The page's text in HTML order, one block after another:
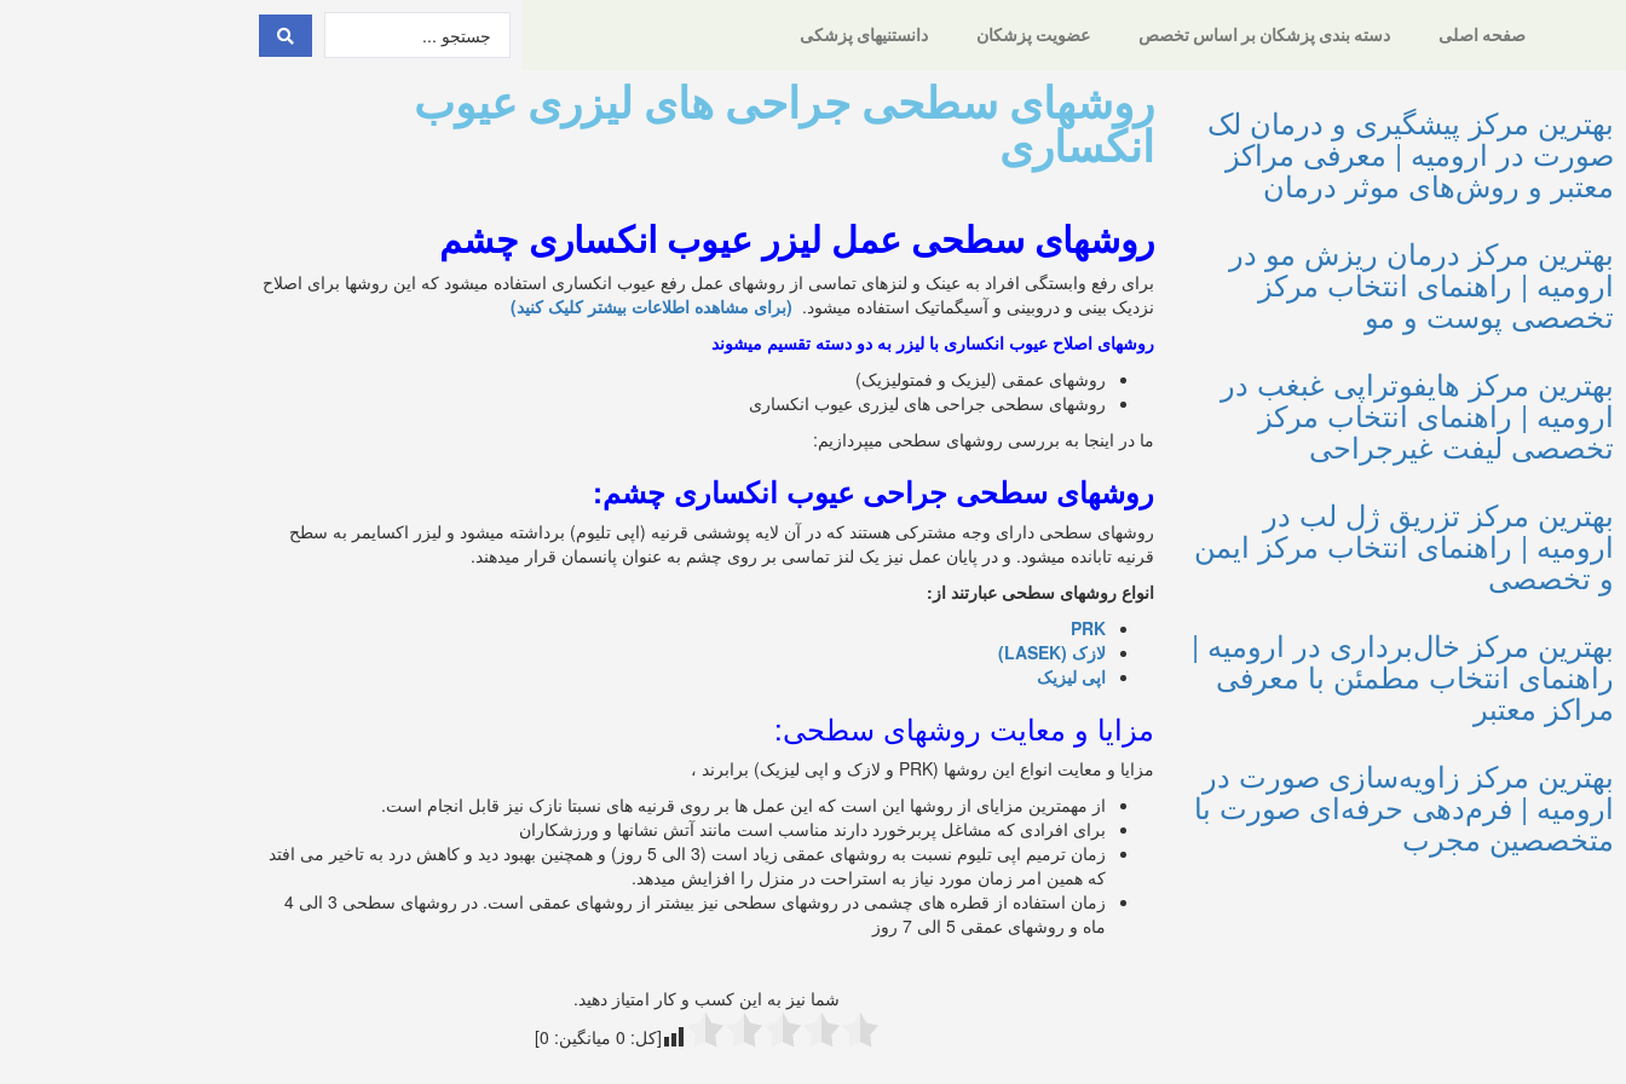
صفحه اصلی دسته بندی پزشکان بر اساس تخصص عضویت پزشکان دانستنیهای پزشکی
بهترین مرکز پیشگیری و درمان لک
صورت در ارومیه | معرفی مراکز
معتبر و روش‌های موثر درمان
بهترین مرکز درمان ریزش مو در
ارومیه | راهنمای انتخاب مرکز
تخصصی پوست و مو
بهترین مرکز هایفوتراپی غبغب در
ارومیه | راهنمای انتخاب مرکز
تخصصی لیفت غیرجراحی
بهترین مرکز تزریق ژل لب در
ارومیه | راهنمای انتخاب مرکز ایمن
و تخصصی
بهترین مرکز خال‌برداری در ارومیه |
راهنمای انتخاب مطمئن با معرفی
مراکز معتبر
بهترین مرکز زاویه‌سازی صورت در
ارومیه | فرم‌دهی حرفه‌ای صورت با
متخصصین مجرب
روشهای سطحی جراحی های لیزری عیوب
انکساری
روشهای سطحی عمل لیزر عیوب انکساری چشم
برای رفع وابستگی افراد به عینک و لنزهای تماسی از روشهای عمل رفع عیوب انکساری استفاده میشود که این روشها برای اصلاح
نزدیک بینی و دروبینی و آسیگماتیک استفاده میشود. (برای مشاهده اطلاعات بیشتر کلیک کنید)
روشهای اصلاح عیوب انکساری با لیزر به دو دسته تقسیم میشوند
روشهای عمقی (لیزیک و فمتولیزیک)
روشهای سطحی جراحی های لیزری عیوب انکساری
ما در اینجا به بررسی روشهای سطحی میپردازیم:
روشهای سطحی جراحی عیوب انکساری چشم:
روشهای سطحی دارای وجه مشترکی هستند که در آن لایه پوششی قرنیه (اپی تلیوم) برداشته میشود و لیزر اکسایمر به سطح
قرنیه تابانده میشود. و در پایان عمل نیز یک لنز تماسی بر روی چشم به عنوان پانسمان قرار میدهند.
انواع روشهای سطحی عبارتند از:
PRK
لازک (LASEK)
اپی لیزیک
مزایا و معایت روشهای سطحی:
مزایا و معایت انواع این روشها (PRK و لازک و اپی لیزیک) برابرند ،
از مهمترین مزایای از روشها این است که این عمل ها بر روی قرنیه های نسبتا نازک نیز قابل انجام است.
برای افرادی که مشاغل پربرخورد دارند مناسب است مانند آتش نشانها و ورزشکاران
زمان ترمیم اپی تلیوم نسبت به روشهای عمقی زیاد است (3 الی 5 روز) و همچنین بهبود دید و کاهش درد به تاخیر می افتد
که همین امر زمان مورد نیاز به استراحت در منزل را افزایش میدهد.
زمان استفاده از قطره های چشمی در روشهای سطحی نیز بیشتر از روشهای عمقی است. در روشهای سطحی 3 الی 4
ماه و روشهای عمقی 5 الی 7 روز
شما نیز به این کسب و کار امتیاز دهید.
[کل: 0 میانگین: 0
]